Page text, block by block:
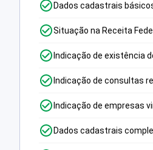
Dados cadastrais
Situação na Receita
Indicação de existência
Indicação de consultas
Indicação de empresas
Dados cadastrais